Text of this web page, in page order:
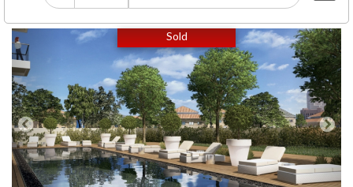
Sold
Previous Next